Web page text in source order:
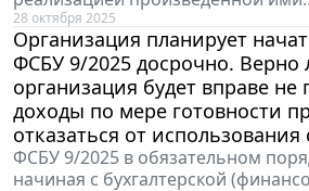
28 октября 2025
Организация планирует
ФСБУ 9/2025 досрочно. Верно
организация будет вправе не
доходы по мере готовности
отказаться от использования
ФСБУ 9/2025 в обязательном
начиная с бухгалтерской